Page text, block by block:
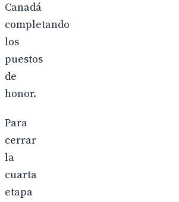
Canadá
completando
los
puestos
de
honor.
Para
cerrar
la
cuarta
etapa